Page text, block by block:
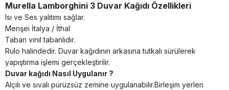
Murella Lamborghini 3 Duvar Kağıdı Özellikleri
Isı ve Ses yalıtımı sağlar.
Menşei İtalya / İthal
Taban vinil tabanlıdır.
Rulo halindedir. Duvar kağıdının arkasına tutkalı sürülerek
yapıştırma işlemi gerçekleştirilir.
Duvar kağıdı Nasıl Uygulanır ?
Alçılı ve sıvalı pürüzsüz zemine uygulanabilir.Birleşim yerleri